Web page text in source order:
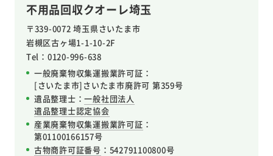
不用品回収クオーレ埼玉
〒339-0072 埼玉県さいたま市
岩槻区古ヶ場1-1-10-2F
Tel：0120-996-638
一般廃棄物収集運搬業許可証：
[さいたま市]さいたま市廃許可 第359号
遺品整理士：一般社団法人
遺品整理士認定協会
産業廃棄物収集運搬業許可証 ：
第01100166157号
古物商許可証番号 ：542791100800号